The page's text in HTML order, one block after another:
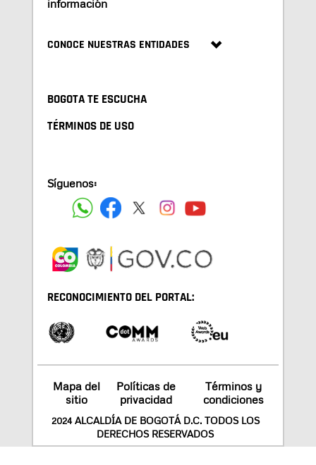
información
CONOCE NUESTRAS ENTIDADES
BOGOTA TE ESCUCHA
TÉRMINOS DE USO
Síguenos:
RECONOCIMIENTO DEL PORTAL:
Mapa del
sitio
Políticas de
privacidad
Términos y
condiciones
2024 ALCALDÍA DE BOGOTÁ D.C. TODOS LOS
DERECHOS RESERVADOS